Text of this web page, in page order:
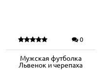
0
Мужская футболка
Львенок и черепаха